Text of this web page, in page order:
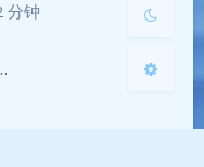
分钟